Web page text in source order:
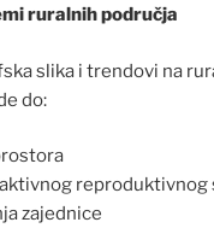
ruralnih područja
slika i trendovi na
do:
zajednice